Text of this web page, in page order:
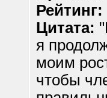
Рейтинг:
Цитата:
я
моим
чтобы